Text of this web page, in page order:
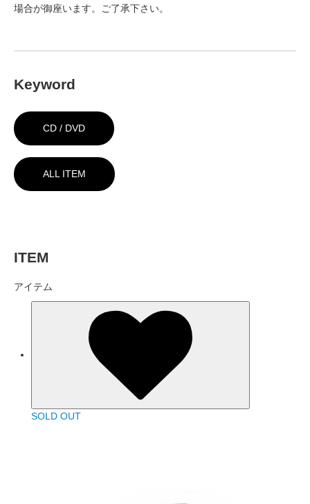
場合が御座います。ご了承下さい。
Keyword
CD / DVD
ALL ITEM
ITEM
アイテム
SOLD OUT